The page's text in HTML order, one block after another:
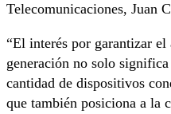
Telecomunicaciones, Juan
“El interés por garantizar
generación no solo
cantidad de dispositivos
que también posiciona a la